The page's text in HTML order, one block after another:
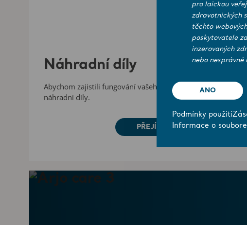
Náhradní díly
Abychom zajistili fungování vašeho zařízení, dodáváme
náhradní díly.
PŘEJÍT DO OBLASTI
pro laickou
zdravotnických
těchto
poskytovatele
inzerovaných
nebo nesprávné
ANO
Podmínky použití
Informace o